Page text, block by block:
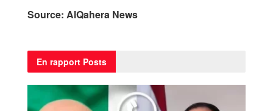
Source: AlQahera News
En rapport Posts